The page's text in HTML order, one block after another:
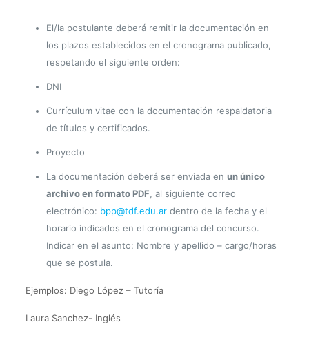
El/la postulante deberá remitir la documentación en
los plazos establecidos en el cronograma publicado,
respetando el siguiente orden:
DNI
Currículum vitae con la documentación respaldatoria
de títulos y certificados.
Proyecto
La documentación deberá ser enviada en un único
archivo en formato PDF, al siguiente correo
electrónico: bpp@tdf.edu.ardentro de la fecha y el
horario indicados en el cronograma del concurso.
Indicar en el asunto: Nombre y apellido – cargo/horas
que se postula.
Ejemplos: Diego López – Tutoría
Laura Sanchez- Inglés